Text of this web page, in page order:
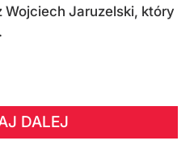
Wojciech Jaruzelski, który
DALEJ